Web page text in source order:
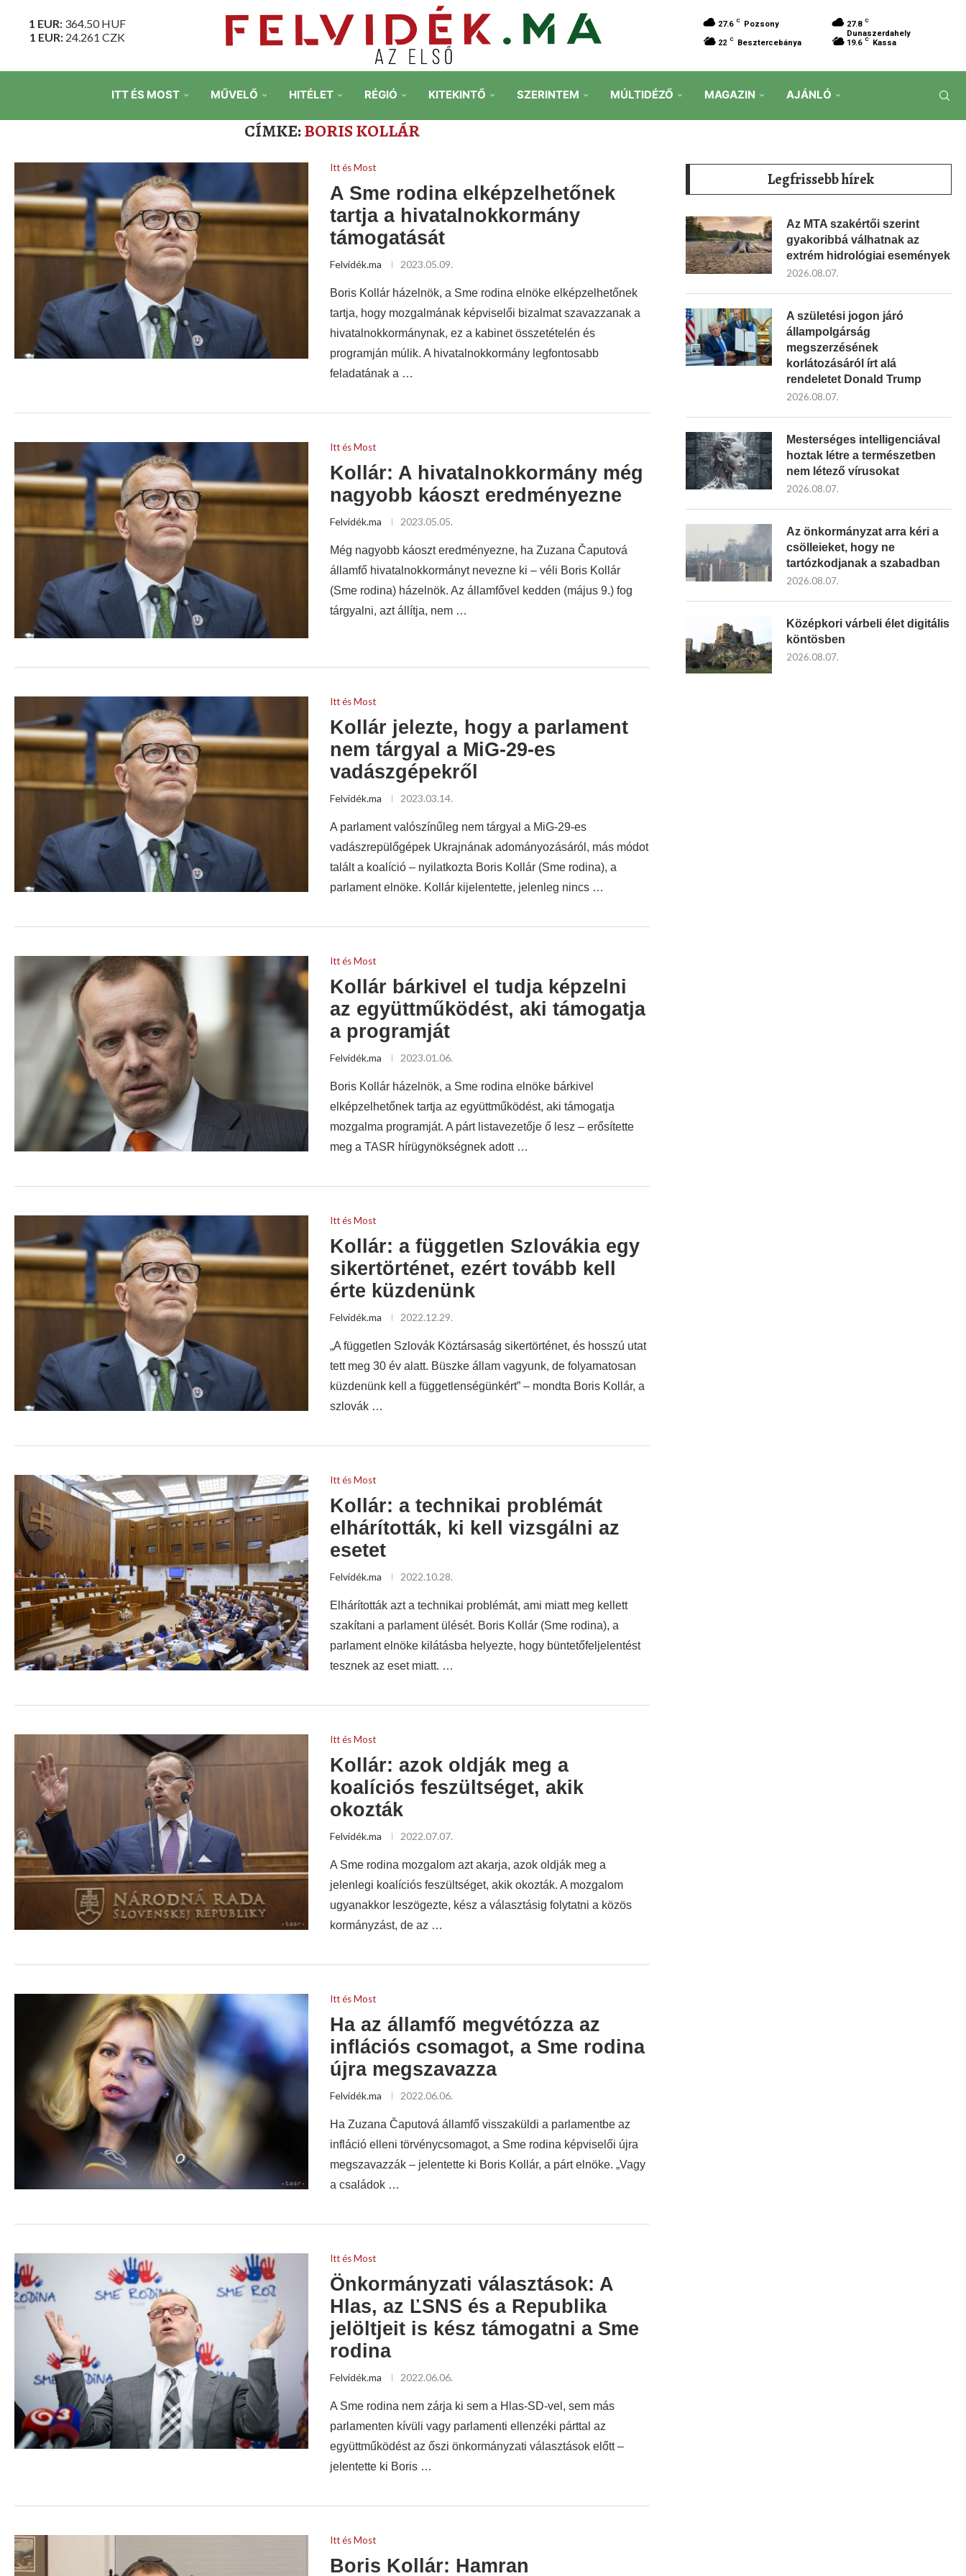
1 EUR: 364.50HUF
1 EUR: 24.261 CZK
27.6 C Pozsony 27.8 C
Dunaszerdahely
22 C Besztercebánya 19.6 C Kassa
ITT ÉS MOST MŰVELŐ HITÉLET RÉGIÓ KITEKINTŐ SZERINTEM MÚLTIDÉZŐ MAGAZIN AJÁNLÓ
CÍMKE:BORIS KOLLÁR
Itt és Most
A Sme rodina elképzelhetőnek
tartja a hivatalnokkormány
támogatását
Felvidék.ma 2023.05.09.
Boris Kollár házelnök, a Sme rodina elnöke elképzelhetőnek
tartja, hogy mozgalmának képviselői bizalmat szavazzanak a
hivatalnokkormánynak, ez a kabinet összetételén és
programján múlik. A hivatalnokkormány legfontosabb
feladatának a …
Itt és Most
Kollár: A hivatalnokkormány még
nagyobb káoszt eredményezne
Felvidék.ma 2023.05.05.
Még nagyobb káoszt eredményezne, ha Zuzana Čaputová
államfő hivatalnokkormányt nevezne ki – véli Boris Kollár
(Sme rodina) házelnök. Az államfővel kedden (május 9.) fog
tárgyalni, azt állítja, nem …
Itt és Most
Kollár jelezte, hogy a parlament
nem tárgyal a MiG-29-es
vadászgépekről
Felvidék.ma 2023.03.14.
A parlament valószínűleg nem tárgyal a MiG-29-es
vadászrepülőgépek Ukrajnának adományozásáról, más módot
talált a koalíció – nyilatkozta Boris Kollár (Sme rodina), a
parlament elnöke. Kollár kijelentette, jelenleg nincs …
Itt és Most
Kollár bárkivel el tudja képzelni
az együttműködést, aki támogatja
a programját
Felvidék.ma 2023.01.06.
Boris Kollár házelnök, a Sme rodina elnöke bárkivel
elképzelhetőnek tartja az együttműködést, aki támogatja
mozgalma programját. A párt listavezetője ő lesz – erősítette
meg a TASR hírügynökségnek adott …
Itt és Most
Kollár: a független Szlovákia egy
sikertörténet, ezért tovább kell
érte küzdenünk
Felvidék.ma 2022.12.29.
„A független Szlovák Köztársaság sikertörténet, és hosszú utat
tett meg 30 év alatt. Büszke állam vagyunk, de folyamatosan
küzdenünk kell a függetlenségünkért” – mondta Boris Kollár, a
szlovák …
Itt és Most
Kollár: a technikai problémát
elhárították, ki kell vizsgálni az
esetet
Felvidék.ma 2022.10.28.
Elhárították azt a technikai problémát, ami miatt meg kellett
szakítani a parlament ülését. Boris Kollár (Sme rodina), a
parlament elnöke kilátásba helyezte, hogy büntetőfeljelentést
tesznek az eset miatt. …
Itt és Most
Kollár: azok oldják meg a
koalíciós feszültséget, akik
okozták
Felvidék.ma 2022.07.07.
A Sme rodina mozgalom azt akarja, azok oldják meg a
jelenlegi koalíciós feszültséget, akik okozták. A mozgalom
ugyanakkor leszögezte, kész a választásig folytatni a közös
kormányzást, de az …
Itt és Most
Ha az államfő megvétózza az
inflációs csomagot, a Sme rodina
újra megszavazza
Felvidék.ma 2022.06.06.
Ha Zuzana Čaputová államfő visszaküldi a parlamentbe az
infláció elleni törvénycsomagot, a Sme rodina képviselői újra
megszavazzák – jelentette ki Boris Kollár, a párt elnöke. „Vagy
a családok …
Itt és Most
Önkormányzati választások: A
Hlas, az ĽSNS és a Republika
jelöltjeit is kész támogatni a Sme
rodina
Felvidék.ma 2022.06.06.
A Sme rodina nem zárja ki sem a Hlas-SD-vel, sem más
parlamenten kívüli vagy parlamenti ellenzéki párttal az
együttműködést az őszi önkormányzati választások előtt –
jelentette ki Boris …
Itt és Most
Boris Kollár: Hamran
Legfrissebb hírek
Az MTA szakértői szerint
gyakoribbá válhatnak az
extrém hidrológiai események
2026.08.07.
A születési jogon járó
állampolgárság
megszerzésének
korlátozásáról írt alá
rendeletet Donald Trump
2026.08.07.
Mesterséges intelligenciával
hoztak létre a természetben
nem létező vírusokat
2026.08.07.
Az önkormányzat arra kéri a
csölleieket, hogy ne
tartózkodjanak a szabadban
2026.08.07.
Középkori várbeli élet digitális
köntösben
2026.08.07.